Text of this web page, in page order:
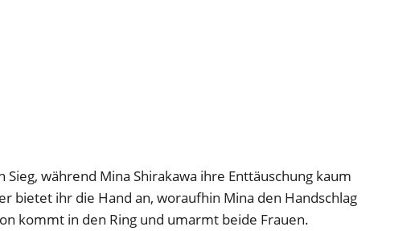
während Mina Shirakawa ihre Enttäuschung kaum
bietet ihr die Hand an, woraufhin Mina den Handschlag
kommt in den Ring und umarmt beide Frauen.